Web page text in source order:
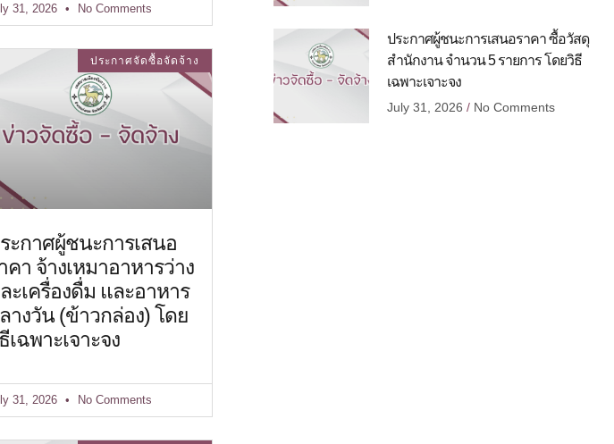
31, 2026 No Comments
ประกาศจัดซื้อจัดจ้าง
ะกาศผู้ชนะการเสนอ
คา จ้างเหมาอาหารว่าง
ะเครื่องดื่ม และอาหาร
างวัน (ข้าวกล่อง) โดย
เฉพาะเจาะจง
31, 2026 No Comments
ประกาศผู้ชนะการเสนอราคา ซื้อวัสดุ
สำนักงาน จำนวน 5 รายการ โดยวิธี
เฉพาะเจาะจง
July 31, 2026 No Comments